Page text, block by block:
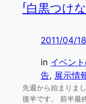
「白黒つけ
2011/04/18
in イベン
告, 展示情
先週から始まりま
後半です。 前半最